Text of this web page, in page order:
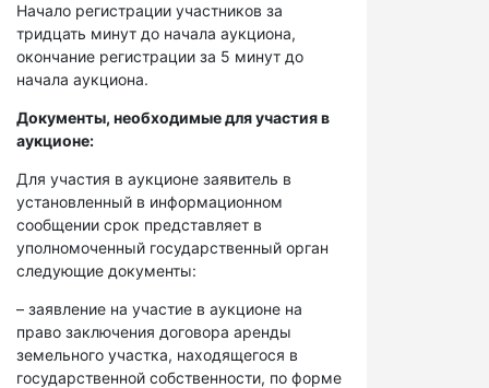
Начало регистрации участников за
тридцать минут до начала аукциона,
окончание регистрации за 5 минут до
начала аукциона.
Документы, необходимые для участия в
аукционе:
Для участия в аукционе заявитель в
установленный в информационном
сообщении срок представляет в
уполномоченный государственный орган
следующие документы:
– заявление на участие в аукционе на
право заключения договора аренды
земельного участка, находящегося в
государственной собственности, по форме